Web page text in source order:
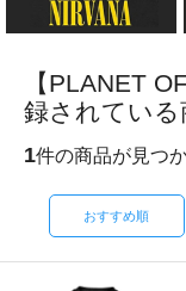
【PLANET
録されている
1件の商品が見つ
おすすめ順